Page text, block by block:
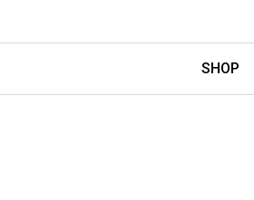
SHOP